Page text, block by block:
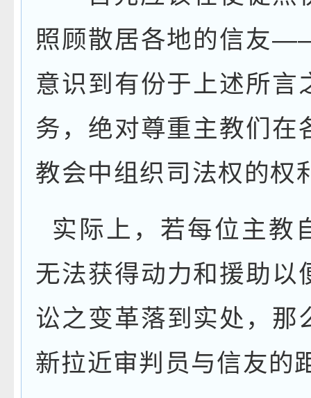
照顾散居各地的信友
意识到有份于上述所言
务，绝对尊重主教们在
教会中组织司法权的权
实际上，若每位主教
无法获得动力和援助以
讼之变革落到实处，那
新拉近审判员与信友的